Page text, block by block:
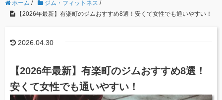
ホーム / ジム・フィットネス /
【2026年最新】有楽町のジムおすすめ8選！安くて女性でも通いやすい！
2026.04.30
【2026年最新】有楽町のジムおすすめ8選！
安くて女性でも通いやすい！